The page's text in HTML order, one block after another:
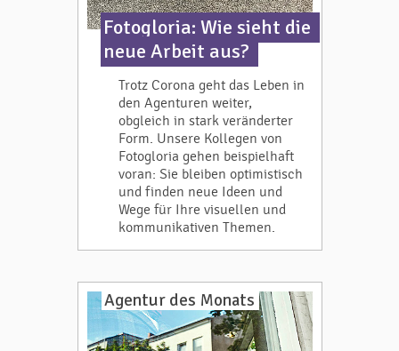
Fotogloria: Wie sieht die
neue Arbeit aus?
Trotz Corona geht das Leben in
den Agenturen weiter,
obgleich in stark veränderter
Form. Unsere Kollegen von
Fotogloria gehen beispielhaft
voran: Sie bleiben optimistisch
und finden neue Ideen und
Wege für Ihre visuellen und
kommunikativen Themen.
Agentur des Monats